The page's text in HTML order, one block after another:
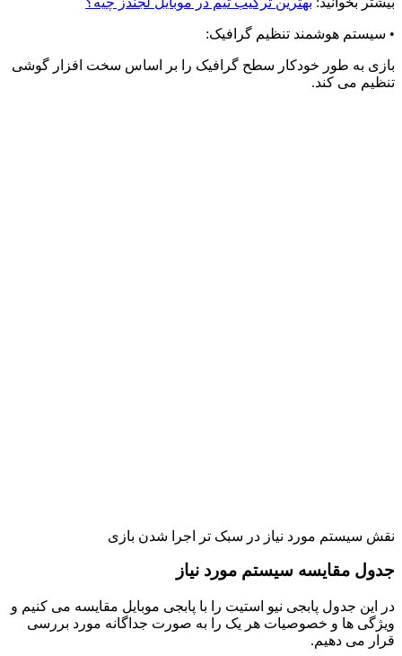
• سیستم هوشمند تنظیم گرافیک:
بازی به طور خودکار سطح گرافیک را بر اساس سخت افزار گوشی
تنظیم می کند.
نقش سیستم مورد نیاز در سبک تر اجرا شدن بازی
جدول مقایسه سیستم مورد نیاز
در این جدول پابجی نیو استیت را با پابجی موبایل مقایسه می کنیم و
ویژگی ها و خصوصیات هر یک را به صورت جداگانه مورد بررسی
قرار می دهیم.